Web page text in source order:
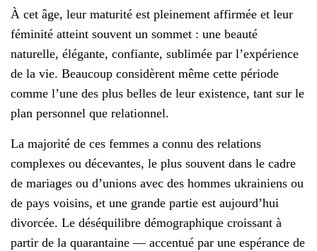
À cet âge, leur maturité est pleinement affirmée et leur
féminité atteint souvent un sommet : une beauté
naturelle, élégante, confiante, sublimée par l’expérience
de la vie. Beaucoup considèrent même cette période
comme l’une des plus belles de leur existence, tant sur le
plan personnel que relationnel.
La majorité de ces femmes a connu des relations
complexes ou décevantes, le plus souvent dans le cadre
de mariages ou d’unions avec des hommes ukrainiens ou
de pays voisins, et une grande partie est aujourd’hui
divorcée. Le déséquilibre démographique croissant à
partir de la quarantaine — accentué par une espérance de